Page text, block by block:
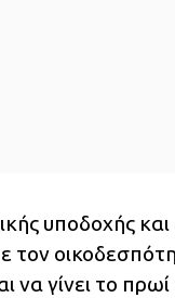
υποδοχής και
τον
να γίνει το